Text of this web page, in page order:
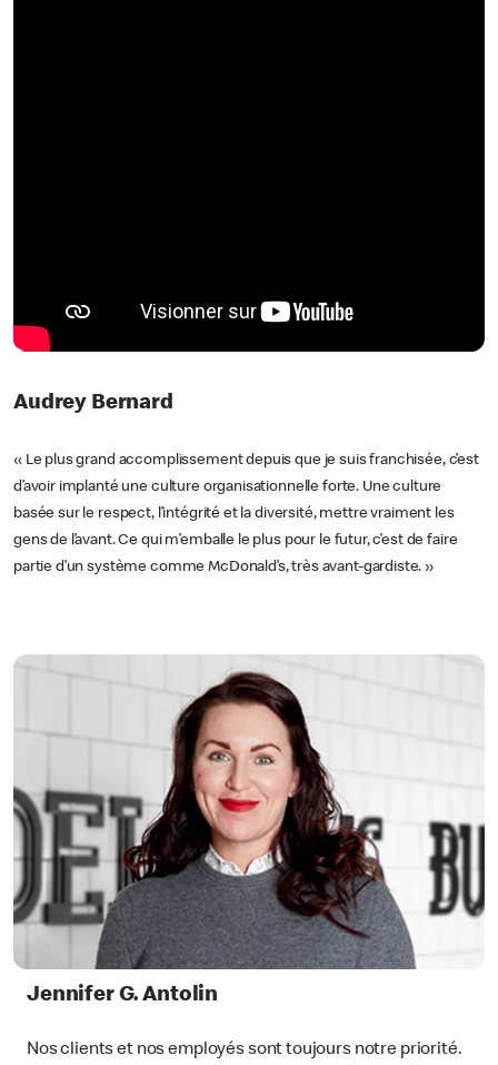
Audrey Bernard
« Le plus grand accomplissement depuis que je suis franchisée, c’est
d’avoir implanté une culture organisationnelle forte. Une culture
basée sur le respect, l’intégrité et la diversité, mettre vraiment les
gens de l’avant. Ce qui m’emballe le plus pour le futur, c’est de faire
partie d’un système comme McDonald’s, très avant-gardiste. »
Jennifer G. Antolin
Nos clients et nos employés sont toujours notre priorité.